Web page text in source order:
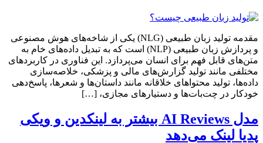
مقدمه تولید زبان طبیعی (NLG) یکی از شاخه‌های هوش مصنوعی
و پردازش زبان طبیعی (NLP) است که به تبدیل داده‌های خام به
متن‌های قابل فهم برای انسان می‌پردازد. این فناوری در کاربردهای
مختلفی مانند تولید گزارش‌های مالی و پزشکی، خلاصه‌سازی
داده‌ها، تولید محتواهای خلاقانه مانند داستان‌ها و شعرها، پاسخ‌دهی
خودکار در چت‌بات‌ها و دستیارهای مجازی، […]
مدل AI Reviews بیشتر به لینکدین و ویکی
پدیا لینک می‌دهد